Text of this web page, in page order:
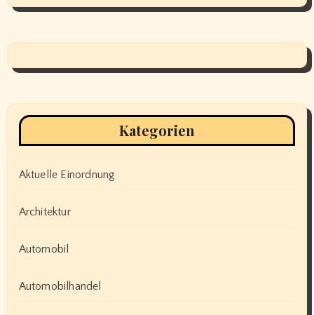
Kategorien
Aktuelle Einordnung
Architektur
Automobil
Automobilhandel